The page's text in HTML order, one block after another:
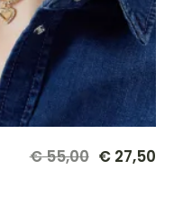
€55,00
Oorspronkelijke
€27,50
Huidige